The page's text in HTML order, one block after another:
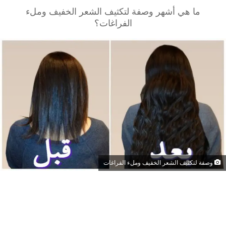
ما هي أشهر وصفة لتكثيف الشعر الخفيف وملء
الفراغات؟
وصفة لتكثيف الشعر الخفيف وملء الفراغات